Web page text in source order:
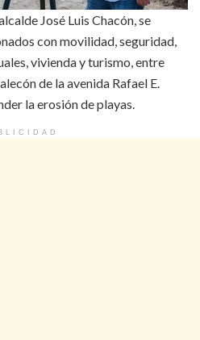
José Luis Chacón, se
con movilidad, seguridad,
vivienda y turismo, entre
de la avenida Rafael E.
la erosión de playas.